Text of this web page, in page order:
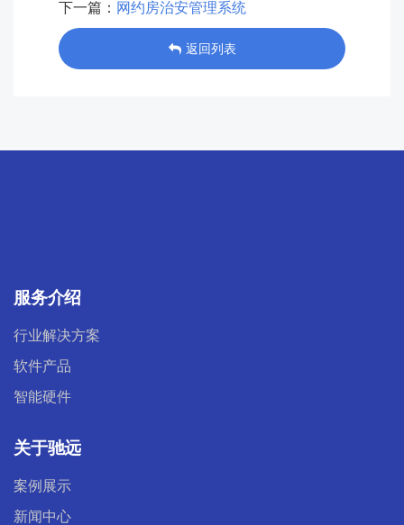
下一篇： 网约房治安管理系统
返回列表
服务介绍
行业解决方案
软件产品
智能硬件
关于驰远
案例展示
新闻中心